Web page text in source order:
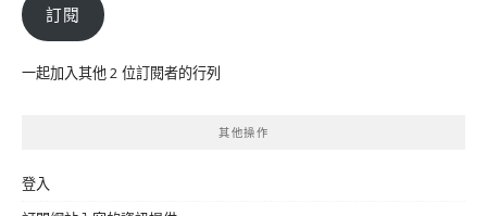
位
訂閱
一起加入其他 2 位訂閱者的行列
其他操作
登入